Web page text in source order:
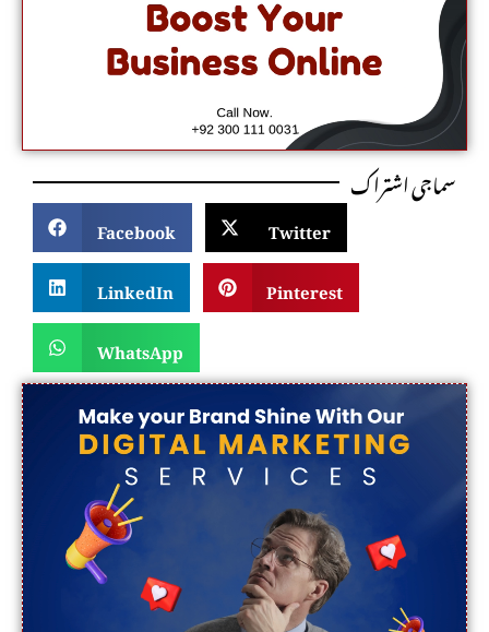
سماجی اشتراک
Facebook
Twitter
LinkedIn
Pinterest
WhatsApp